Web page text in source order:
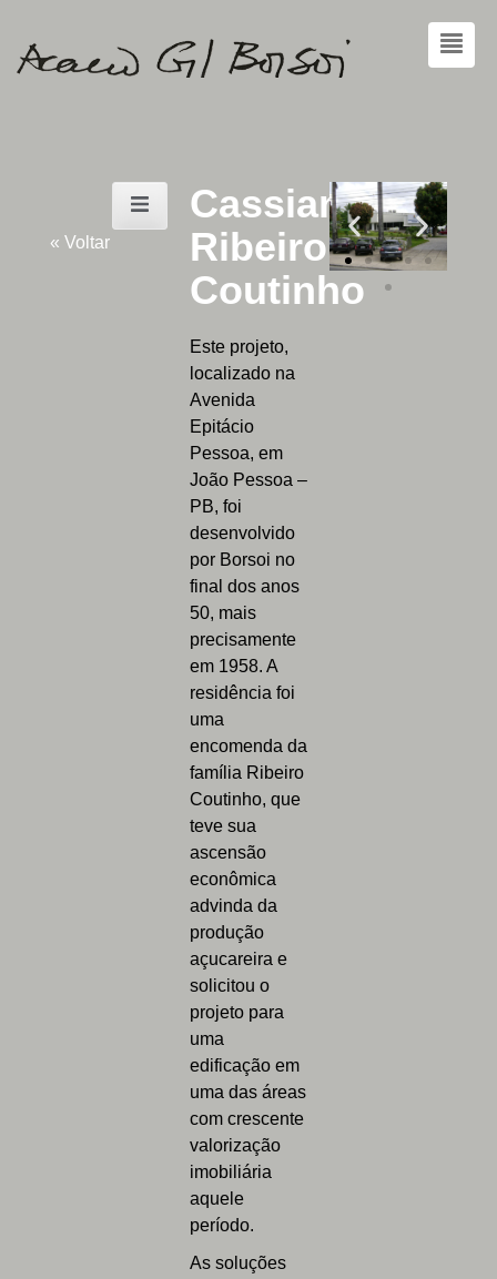
« Voltar
Cassiano
Ribeiro
Coutinho
Este projeto,
localizado na
Avenida
Epitácio
Pessoa, em
João Pessoa –
PB, foi
desenvolvido
por Borsoi no
final dos anos
50, mais
precisamente
em 1958. A
residência foi
uma
encomenda da
família Ribeiro
Coutinho, que
teve sua
ascensão
econômica
advinda da
produção
açucareira e
solicitou o
projeto para
uma
edificação em
uma das áreas
com crescente
valorização
imobiliária
aquele
período.
As soluções